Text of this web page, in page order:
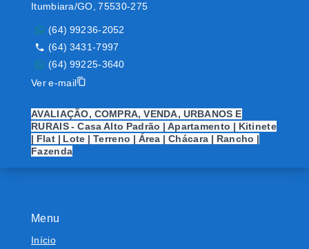
Menu
Início
Itumbiara/GO, 75530-275
(64) 99236-2052
(64) 3431-7997
(64) 99225-3640
Ver e-mail
AVALIAÇÃO, COMPRA, VENDA, URBANOS E
RURAIS - Casa Alto Padrão | Apartamento | Kitinete
| Flat | Lote | Terreno | Área | Chácara | Rancho |
Fazenda